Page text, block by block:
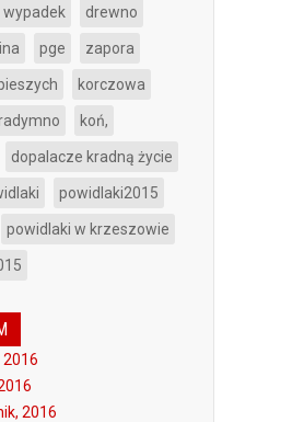
wypadek drewno
pge zapora
korczowa
koń,
dopalacze kradną życie
powidlaki2015
powidlaki w krzeszowie
2016